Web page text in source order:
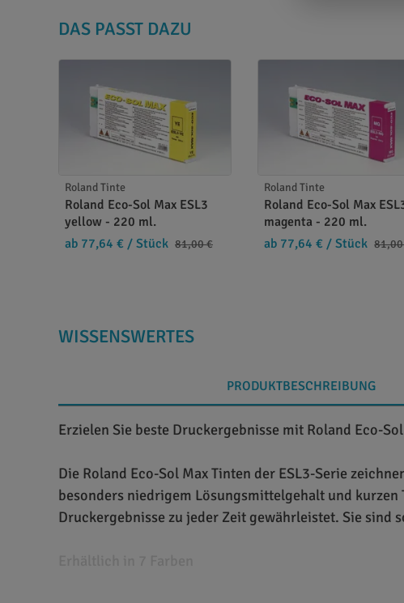
DAS PASST DAZU
Roland Tinte
Roland Eco-Sol Max ESL3
yellow - 220 ml.
ab 77,64 € / Stück 81,00 €
Roland Tinte
Roland Eco-Sol Max
magenta - 220 ml.
ab 77,64 € / Stück
WISSENSWERTES
PRODUKTBESCHREIBUNG
Erzielen Sie beste Druckergebnisse mit Roland Eco-
Die Roland Eco-Sol Max Tinten der ESL3-Serie
besonders niedrigem Lösungsmittelgehalt und
Druckergebnisse zu jeder Zeit gewährleistet. Sie